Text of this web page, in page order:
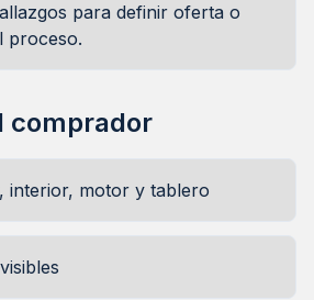
para definir oferta o
proceso.
comprador
interior, motor y tablero